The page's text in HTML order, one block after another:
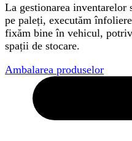
La gestionarea
pe paleți, executăm
fixăm bine în vehicul,
spații de stocare.
Ambalarea produselor